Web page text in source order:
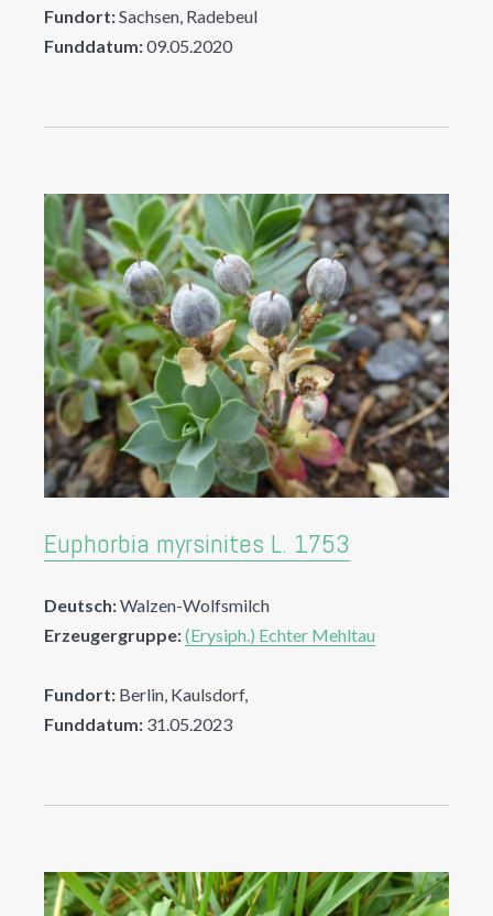
Fundort:Sachsen, Radebeul
Funddatum:09.05.2020
Euphorbia myrsinites L. 1753
Deutsch:Walzen-Wolfsmilch
Erzeugergruppe:(Erysiph.) Echter Mehltau
Fundort: Berlin, Kaulsdorf,
Funddatum: 31.05.2023